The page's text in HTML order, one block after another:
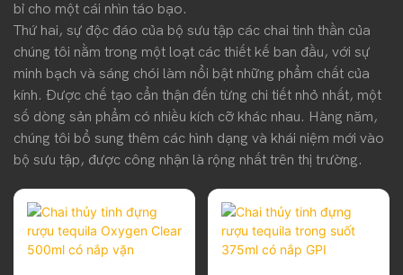
bỉ cho một cái nhìn táo bạo.
Thứ hai, sự độc đáo của bộ sưu tập các chai tinh thần của
chúng tôi nằm trong một loạt các thiết kế ban đầu, với sự
minh bạch và sáng chói làm nổi bật những phẩm chất của
kính. Được chế tạo cẩn thận đến từng chi tiết nhỏ nhất, một
số dòng sản phẩm có nhiều kích cỡ khác nhau. Hàng năm,
chúng tôi bổ sung thêm các hình dạng và khái niệm mới vào
bộ sưu tập, được công nhận là rộng nhất trên thị trường.